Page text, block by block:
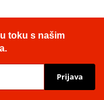
toku s našim
Prijava